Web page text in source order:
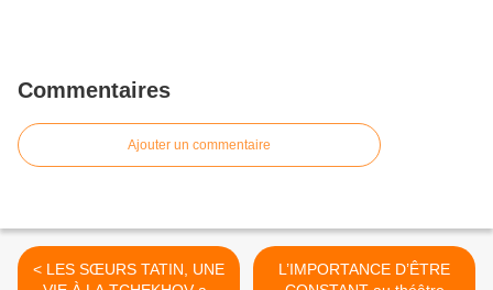
Commentaires
Ajouter un commentaire
< LES SŒURS TATIN, UNE
L’IMPORTANCE D’ÊTRE